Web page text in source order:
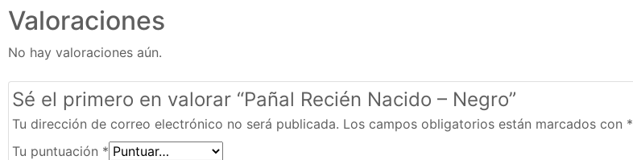
Valoraciones
No hay valoraciones aún.
Sé el primero en valorar “Pañal Recién Nacido – Negro”
Tu dirección de correo electrónico no será publicada. Los campos obligatorios están marcados con *
Tu puntuación *